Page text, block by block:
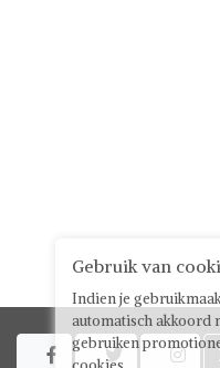
  
Gebruik van
Indien je
automatisch akkoord
gebruiken